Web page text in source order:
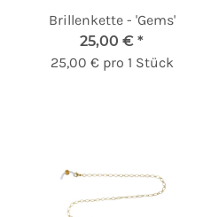
Brillenkette - 'Gems'
25,00 € *
25,00 € pro 1 Stück